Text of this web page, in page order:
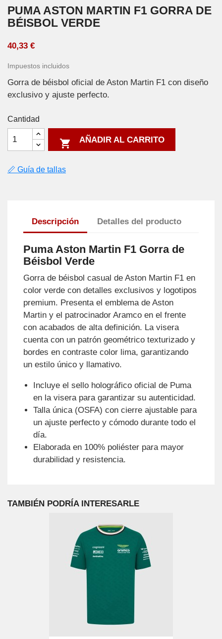
PUMA ASTON MARTIN F1 GORRA DE
BÉISBOL VERDE
40,33 €
Impuestos incluidos
Gorra de béisbol oficial de Aston Martin F1 con diseño
exclusivo y ajuste perfecto.
Cantidad
 AÑADIR AL CARRITO
📏 Guía de tallas
Descripción Detalles del producto
Puma Aston Martin F1 Gorra de
Béisbol Verde
Gorra de béisbol casual de Aston Martin F1 en
color verde con detalles exclusivos y logotipos
premium. Presenta el emblema de Aston
Martin y el patrocinador Aramco en el frente
con acabados de alta definición. La visera
cuenta con un patrón geométrico texturizado y
bordes en contraste color lima, garantizando
un estilo único y llamativo.
Incluye el sello holográfico oficial de Puma
en la visera para garantizar su autenticidad.
Talla única (OSFA) con cierre ajustable para
un ajuste perfecto y cómodo durante todo el
día.
Elaborada en 100% poliéster para mayor
durabilidad y resistencia.
TAMBIÉN PODRÍA INTERESARLE